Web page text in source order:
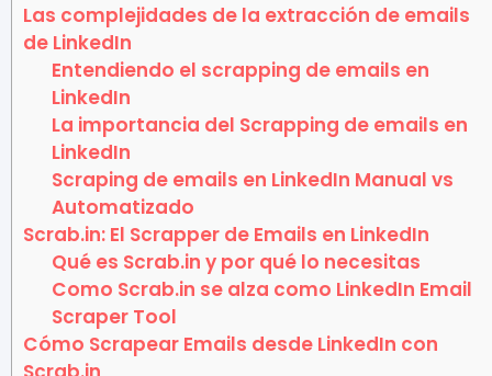
Las complejidades de la extracción de emails
de LinkedIn
Entendiendo el scrapping de emails en
LinkedIn
La importancia del Scrapping de emails en
LinkedIn
Scraping de emails en LinkedIn Manual vs
Automatizado
Scrab.in: El Scrapper de Emails en LinkedIn
Qué es Scrab.in y por qué lo necesitas
Como Scrab.in se alza como LinkedIn Email
Scraper Tool
Cómo Scrapear Emails desde LinkedIn con